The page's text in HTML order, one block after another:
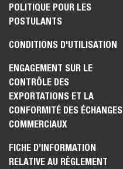
POLITIQUE POUR LES
POSTULANTS
CONDITIONS D'UTILISATION
ENGAGEMENT SUR LE
CONTRÔLE DES
EXPORTATIONS ET LA
CONFORMITÉ DES ÉCHANGES
COMMERCIAUX
FICHE D’INFORMATION
RELATIVE AU RÈGLEMENT